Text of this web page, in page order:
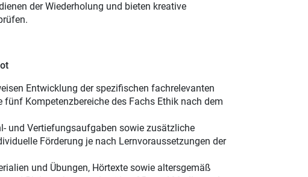
der Wiederholung und bieten kreative
Entwicklung der spezifischen fachrelevanten
Kompetenzbereiche des Fachs Ethik nach dem
und Vertiefungsaufgaben sowie zusätzliche
Förderung je nach Lernvoraussetzungen der
und Übungen, Hörtexte sowie altersgemäß